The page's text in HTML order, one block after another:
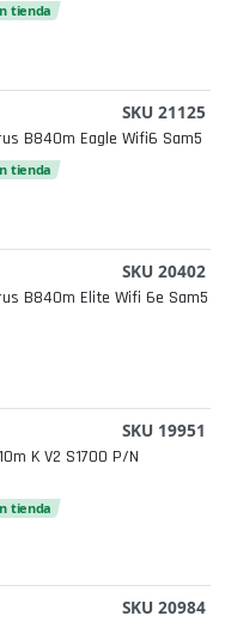
tienda
SKU 21125
B840m Eagle Wifi6 Sam5
tienda
SKU 20402
B840m Elite Wifi 6e Sam5
SKU 19951
K V2 S1700 P/n
tienda
SKU 20984